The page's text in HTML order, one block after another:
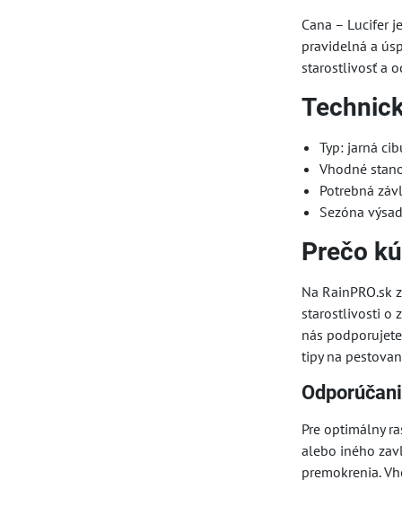
Cana – Lucifer
pravidelná a
starostlivosť a
Typ: jarná
Vhodné
Potrebná
Sezóna
Prečo
Na
starostlivosti o
nás
tipy na
Pre optimálny
alebo iného
premokrenia.